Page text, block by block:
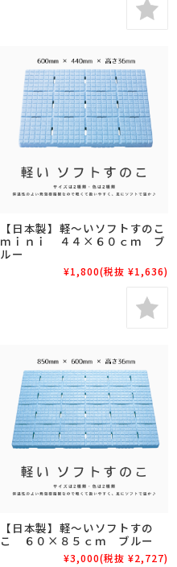
【日本製】軽～いソフトすのこ
ｍｉｎｉ ４４×６０ｃｍ ブ
ルー
¥1,800(税抜 ¥1,636)
【日本製】軽～いソフトすの
こ ６０×８５ｃｍ ブルー
¥3,000(税抜 ¥2,727)